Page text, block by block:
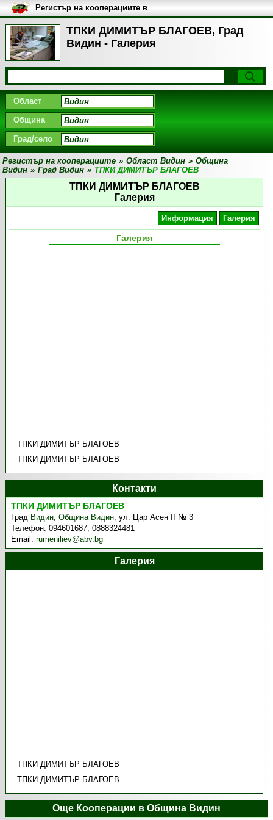
TПКИ ДИМИТЪР БЛАГОЕВ, Град
Видин - Галерия
Регистър на кооперациите в
България
Област
Община
Град/село
Регистър на кооперациите » Област Видин » Община
Видин » Град Видин » TПКИ ДИМИТЪР БЛАГОЕВ
TПКИ ДИМИТЪР БЛАГОЕВ
Галерия
Информация Галерия
Галерия
TПКИ ДИМИТЪР БЛАГОЕВ
TПКИ ДИМИТЪР БЛАГОЕВ
Контакти
TПКИ ДИМИТЪР БЛАГОЕВ
Град Видин,Община Видин,ул. Цар Асен II № 3
Телефон:094601687, 0888324481
Email:rumeniliev@abv.bg
Галерия
TПКИ ДИМИТЪР БЛАГОЕВ
TПКИ ДИМИТЪР БЛАГОЕВ
Още Кооперации в Община Видин